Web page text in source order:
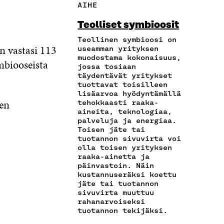
vastasi 113
O
K
I
S
S
A
A
V
A
U
T
U
U
U
U
D
E
S
S
A
I
S
S
Ä
A
V
A
U
T
U
U
U
U
D
E
S
S
A
I
N
I
S
A
V
U
T
U
U
E
Ä
K
Ö
P
O
S
T
I
L
L
A
V
A
U
T
U
U
U
U
A
R
T
I
K
K
E
L
I
L
I
N
K
K
I
AIHE
Teolliset symbioosit
Teollinen symbioosi on
useamman yrityksen
muodostama kokonaisuus,
jossa tosiaan
täydentävät yritykset
tuottavat toisilleen
lisäarvoa hyödyntämällä
tehokkaasti raaka-
aineita, teknologiaa,
palveluja ja energiaa.
Toisen jäte tai
tuotannon sivuvirta voi
olla toisen yrityksen
raaka-ainetta ja
päinvastoin. Näin
kustannuseräksi koettu
jäte tai tuotannon
sivuvirta muuttuu
rahanarvoiseksi
tuotannon tekijäksi.